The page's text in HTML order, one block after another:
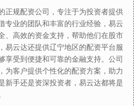
正规配资公司，专注于为投资者提供
专业的团队和丰富的行业经验，易云
、高效的资金支持，帮助他们在股市
易云达还提供辽宁地区的配资平台服
享受到便捷和可靠的金融支持。公司
为客户提供个性化的配资方案，助力
新手还是资深投资者，易云达都将是